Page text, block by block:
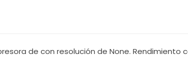
de con resolución de None.